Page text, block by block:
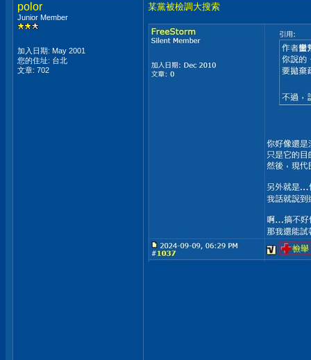
polor
Junior Member
加入日期: May 2001
您的住址: 台北
文章: 702
某黨被檢調大搜索